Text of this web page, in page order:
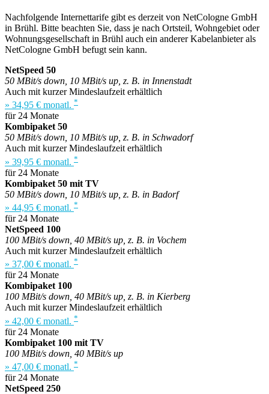
Nachfolgende Internettarife gibt es derzeit von NetCologne GmbH
in Brühl. Bitte beachten Sie, dass je nach Ortsteil, Wohngebiet oder
Wohnungsgesellschaft in Brühl auch ein anderer Kabelanbieter als
NetCologne GmbH befugt sein kann.
NetSpeed 50
50 MBit/s down, 10 MBit/s up, z. B. in Innenstadt
Auch mit kurzer Mindeslaufzeit erhältlich
» 34,95 € monatl. *
für 24 Monate
Kombipaket 50
50 MBit/s down, 10 MBit/s up, z. B. in Schwadorf
Auch mit kurzer Mindeslaufzeit erhältlich
» 39,95 € monatl. *
für 24 Monate
Kombipaket 50 mit TV
50 MBit/s down, 10 MBit/s up, z. B. in Badorf
» 44,95 € monatl. *
für 24 Monate
NetSpeed 100
100 MBit/s down, 40 MBit/s up, z. B. in Vochem
Auch mit kurzer Mindeslaufzeit erhältlich
» 37,00 € monatl. *
für 24 Monate
Kombipaket 100
100 MBit/s down, 40 MBit/s up, z. B. in Kierberg
Auch mit kurzer Mindeslaufzeit erhältlich
» 42,00 € monatl. *
für 24 Monate
Kombipaket 100 mit TV
100 MBit/s down, 40 MBit/s up
» 47,00 € monatl. *
für 24 Monate
NetSpeed 250